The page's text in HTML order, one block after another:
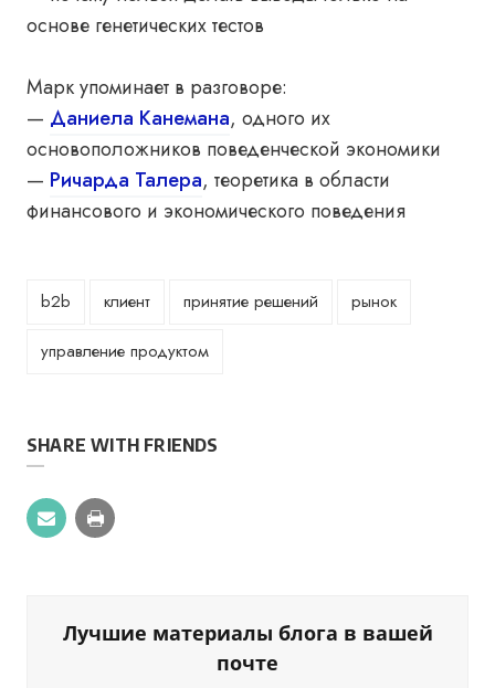
основе генетических тестов
Марк упоминает в разговоре:
— Даниела Канемана, одного их
основоположников поведенческой экономики
— Ричарда Талера, теоретика в области
финансового и экономического поведения
b2b клиент принятие решений рынок
управление продуктом
SHARE WITH FRIENDS
Лучшие материалы блога в вашей
почте